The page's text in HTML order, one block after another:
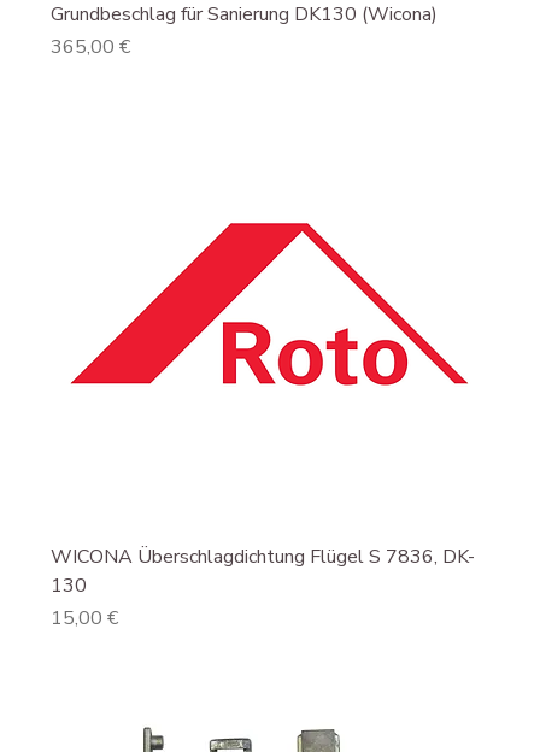
Grundbeschlag für Sanierung DK130 (Wicona)
Preis
365,00 €
WICONA Überschlagdichtung Flügel S 7836, DK-
130
Preis
15,00 €